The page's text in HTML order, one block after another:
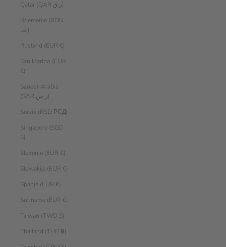
Qatar (QAR ر.ق)
Roemenië (RON
Lei)
Rusland (EUR €)
San Marino (EUR
€)
Saoedi-Arabië
(SAR ر.س)
Servië (RSD РСД)
Singapore (SGD
$)
Slovenië (EUR €)
Slowakije (EUR €)
Spanje (EUR €)
Suriname (EUR €)
Taiwan (TWD $)
Thailand (THB ฿)